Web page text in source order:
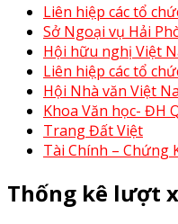
Liên hiệp các tổ
Sở Ngoại vụ Hải
Hội hữu nghị Việt
Liên hiệp các tổ
Hội Nhà văn Việt
Khoa Văn học- ĐH
Trang Đất Việt
Tài Chính – Chứng
Thống kê lượt